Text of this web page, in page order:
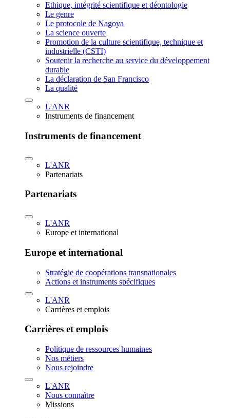
Ethique, intégrité scientifique et déontologie
Le genre
Le protocole de Nagoya
La science ouverte
Promotion de la culture scientifique, technique et
industrielle (CSTI)
Soutenir la recherche au service du développement
durable
La déclaration de San Francisco
La qualité
L'ANR
Instruments de financement
Instruments de financement
L'ANR
Partenariats
Partenariats
L'ANR
Europe et international
Europe et international
Stratégie de coopérations transnationales
Actions et instruments spécifiques
L'ANR
Carrières et emplois
Carrières et emplois
Politique de ressources humaines
Nos métiers
Nous rejoindre
L'ANR
Nous connaître
Missions